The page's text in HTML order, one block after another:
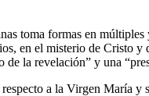
toma formas en
en el misterio de Cristo
la revelación” y una
a la Virgen María